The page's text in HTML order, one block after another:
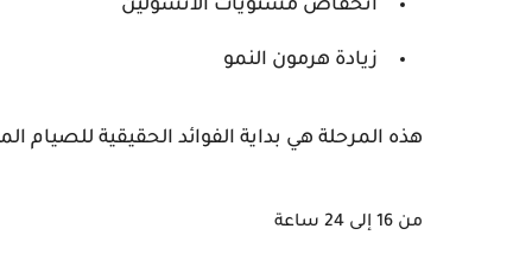
انخفاض مستويات الأنسولين
زيادة هرمون النمو
هذه المرحلة هي بداية الفوائد الحقيقية للصيام
من 16 إلى 24 ساعة